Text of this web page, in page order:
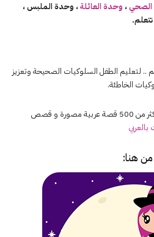
الصحي، وحدة العائلة، وحدة الملبس ،
.. لتعليم الطفل السلوكيات الصحيحة وتعزيز
الخاطئة.
اقرأ لطفلك وعلمه حب القراءة مع أكثر من 500 قصة عربية مصورة و قصص
من هنا: